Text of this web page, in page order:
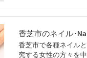
香芝市で各種ネイル
究する女性の方々を